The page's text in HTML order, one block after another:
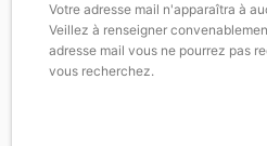
Votre adresse mail n'apparaîtra à
Veillez à renseigner
adresse mail vous ne pourrez pas
vous recherchez.